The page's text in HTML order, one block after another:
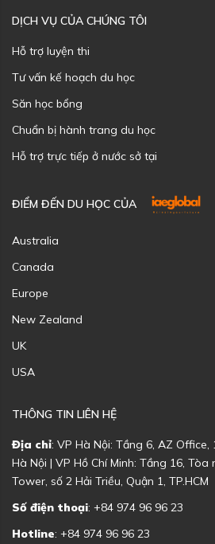
DỊCH VỤ CỦA CHÚNG TÔI
Hỗ trợ luyện thi
Tư vấn kế hoạch du học
Săn học bổng
Chuẩn bị hành trang du học
Hỗ trợ trực tiếp ở nước sở tại
ĐIỂM ĐẾN DU HỌC CỦA
Australia
Canada
Europe
New Zealand
UK
USA
THÔNG TIN LIÊN HỆ
Địa chỉ: VP Hà Nội: Tầng 6, AZ Office,
Hà Nội | VP Hồ Chí Minh: Tầng 16, Tòa
Tower, số 2 Hải Triều, Quận 1, TP.HCM
Số điện thoại: +84 974 96 96 23
Hotline: +84 974 96 96 23